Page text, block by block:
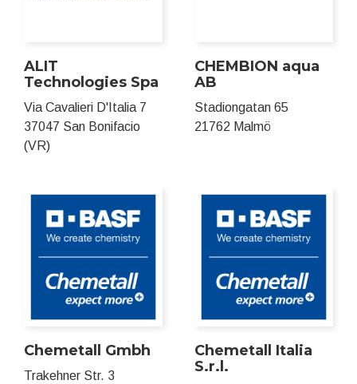
ALIT
Technologies Spa
Via Cavalieri D'Italia 7
37047 San Bonifacio
(VR)
CHEMBION aqua
AB
Stadiongatan 65
21762 Malmö
Chemetall Gmbh
Trakehner Str. 3
Chemetall Italia
S.r.l.